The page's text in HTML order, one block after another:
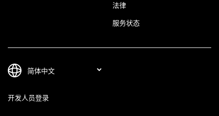
法律
服务状态
开发人员登录